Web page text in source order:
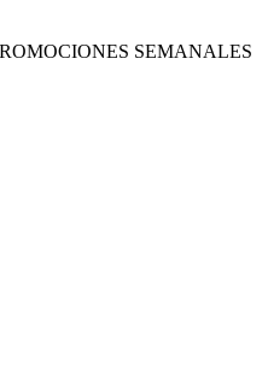
SEMANALES